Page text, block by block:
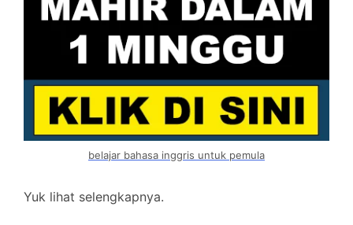
belajar bahasa inggris untuk pemula
Yuk lihat selengkapnya.